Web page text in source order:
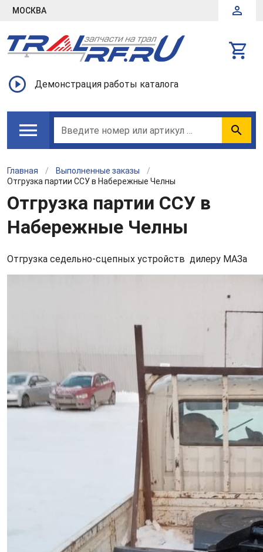
МОСКВА
Демонстрация работы каталога
Введите номер или артикул детали
Главная / Выполненные заказы
/
Отгрузка партии ССУ в Набережные Челны
Отгрузка партии ССУ в
Набережные Челны
Отгрузка седельно-сцепных устройств дилеру МАЗа